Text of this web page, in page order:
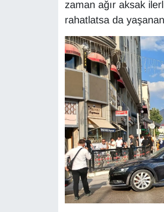
zaman ağır aksak
rahatlatsa da